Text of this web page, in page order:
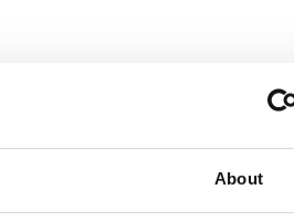
About